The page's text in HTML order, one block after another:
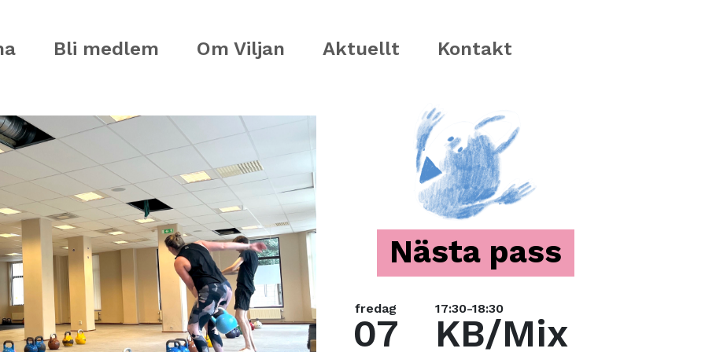
Bli medlem Om Viljan Aktuellt Kontakt
Nästa pass
fredag
07
17:30-18:30
KB/Mix